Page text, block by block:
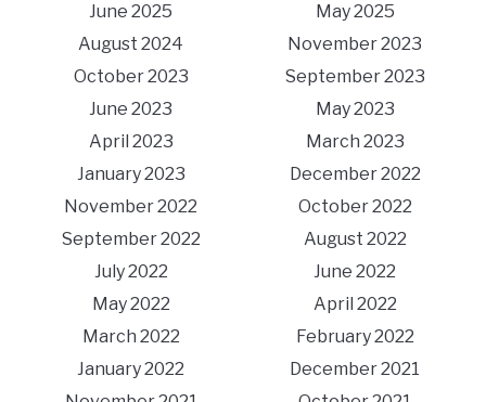
June 2025
May 2025
August 2024
November 2023
October 2023
September 2023
June 2023
May 2023
April 2023
March 2023
January 2023
December 2022
November 2022
October 2022
September 2022
August 2022
July 2022
June 2022
May 2022
April 2022
March 2022
February 2022
January 2022
December 2021